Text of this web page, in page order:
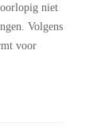
niet
Volgens
voor